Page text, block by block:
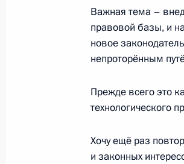
Владимир Путин
7 мая 2012 года, 12:30
Президент
назначения на
Важная тема –
правовой базы, и
новое
непроторённым
Прежде всего это
технологического
Хочу ещё раз
и законных